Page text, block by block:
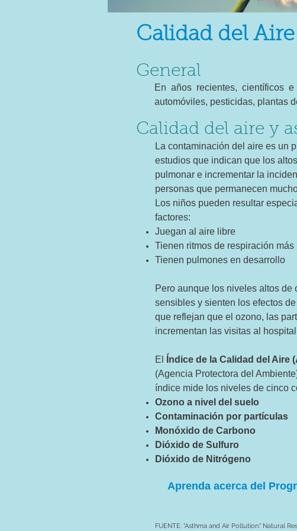
Calidad del Aire
General
En años recientes, científicos
automóviles, pesticidas, plantas
La contaminación del aire es un
estudios que indican que los
pulmonar e incrementar la
personas que permanecen
Los niños pueden resultar
factores:
Juegan al aire libre
Tienen ritmos de respiración más
Tienen pulmones en desarrollo
Pero aunque los niveles altos
sensibles y sienten los efectos
que reflejan que el ozono, las
incrementan las visitas al
El Índice de la Calidad del Aire
(Agencia Protectora del
índice mide los niveles de cinco
Ozono a nivel del suelo
Contaminación por partículas
Monóxido de Carbono
Dióxido de Sulfuro
Dióxido de Nitrógeno
Calidad del aire y
Aprenda acerca del
FUENTE: "Asthma and Air Pollution." Natural